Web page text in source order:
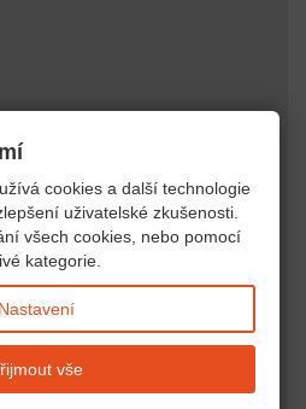
cookies a další technologie
uživatelské zkušenosti.
všech cookies, nebo pomocí
kategorie.
Nastavení
vše